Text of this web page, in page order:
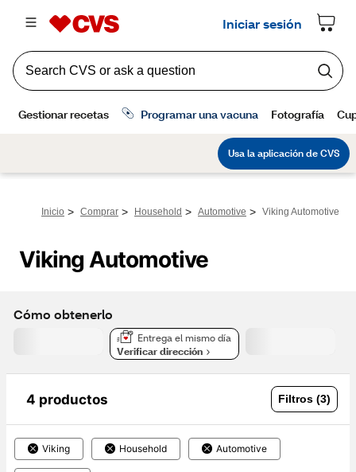
Inicio > Comprar > Household > Automotive > Viking Automotive
Viking Automotive
Cómo obtenerlo
Entrega el mismo día
Verificar dirección
4 productos Filtros (3)
Viking Household Automotive